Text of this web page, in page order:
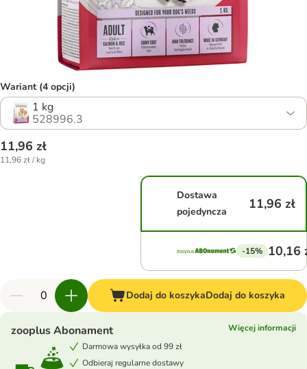
Wariant (4 opcji)
1 kg
528996.3
11,96 zł
11,96 zł / kg
Dostawa
pojedyncza
11,96 zł
-15% 10,16
Dodaj do koszykaDodaj do koszyka
zooplus Abonament
Więcej informacji
Darmowa wysyłka od 99 zł
Odbieraj regularne dostawy